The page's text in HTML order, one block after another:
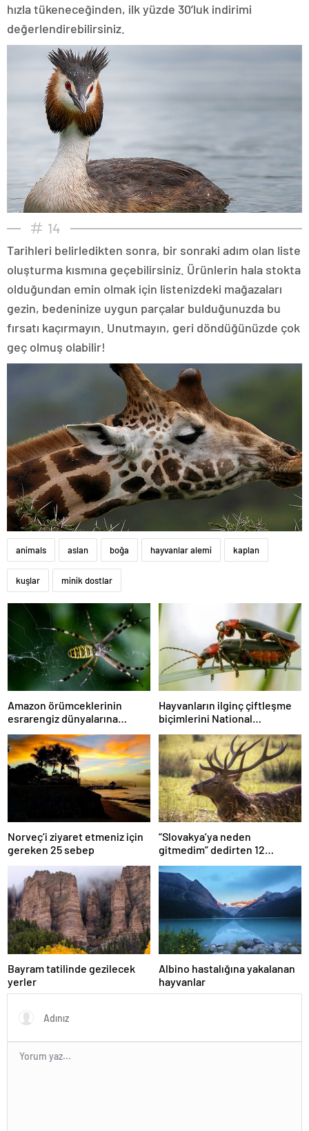
hızla tükeneceğinden, ilk yüzde 30’luk indirimi
değerlendirebilirsiniz.
14
Tarihleri belirledikten sonra, bir sonraki adım olan liste
oluşturma kısmına geçebilirsiniz. Ürünlerin hala stokta
olduğundan emin olmak için listenizdeki mağazaları
gezin, bedeninize uygun parçalar bulduğunuzda bu
fırsatı kaçırmayın. Unutmayın, geri döndüğünüzde çok
geç olmuş olabilir!
animals aslan boğa hayvanlar alemi kaplan
kuşlar minik dostlar
Amazon örümceklerinin
esrarengiz dünyalarına
gitmeye hazır olun.
Hayvanların ilginç çiftleşme
biçimlerini National
Geographic görüntüledi.
Norveç’i ziyaret etmeniz için
gereken 25 sebep
“Slovakya’ya neden
gitmedim” dedirten 12
fotoğraf
Bayram tatilinde gezilecek
yerler
Albino hastalığına yakalanan
hayvanlar